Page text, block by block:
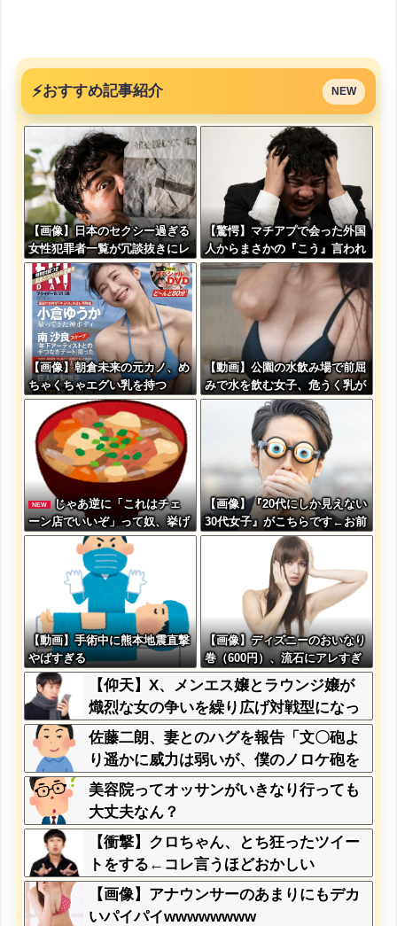
⚡おすすめ記事紹介 NEW
【画像】日本のセクシー過ぎる
女性犯罪者一覧が冗談抜きにレ
ベル高過ぎる件w w w w w w
w w w
【驚愕】マチアプで会った外国
人からまさかの『こう』言われ
たんやがこれワイ詰み
か？？？？？？？
【画像】朝倉未来の元カノ、め
ちゃくちゃエグい乳を持つ
【動画】公園の水飲み場で前屈
みで水を飲む女子、危うく乳が
見えてしまう
NEW
じゃあ逆に「これはチェ
ーン店でいいぞ」って奴、挙げ
てけwwwwwwwww
【画像】『20代にしか見えない
30代女子』がこちらです←お前
らから見てどう？？？？？？？
【動画】手術中に熊本地震直撃
やばすぎる
【画像】ディズニーのおいなり
巻（600円）、流石にアレすぎ
て賛否両論の大炎上をしてしま
うw w w w w w w
【仰天】X、メンエス嬢とラウンジ嬢が
熾烈な女の争いを繰り広げ対戦型になっ
てしまうw w w w w w w w
佐藤二朗、妻とのハグを報告「文〇砲よ
り遥かに威力は弱いが、僕のノロケ砲を
お見舞いする」
美容院ってオッサンがいきなり行っても
大丈夫なん？
【衝撃】クロちゃん、とち狂ったツイー
トをする←コレ言うほどおかしい
か？？？？？？
【画像】アナウンサーのあまりにもデカ
いパイパイwwwwwwww